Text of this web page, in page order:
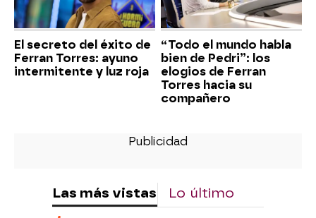
El secreto del éxito de
Ferran Torres: ayuno
intermitente y luz roja
“Todo el mundo habla
bien de Pedri”: los
elogios de Ferran
Torres hacia su
compañero
Las más vistas Lo último